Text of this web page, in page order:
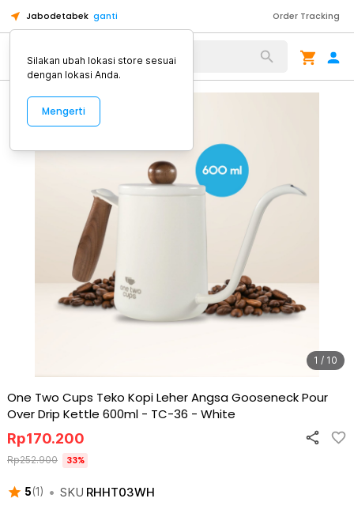
Jabodetabek ganti Order Tracking
Alat Kopi
1 / 10
One Two Cups Teko Kopi Leher Angsa Gooseneck Pour
Over Drip Kettle 600ml - TC-36 - White
5(1 ) • SKU RHHT03WH
Rp170.200
Rp252.900 33%
Silakan ubah lokasi store sesuai
dengan lokasi Anda.
Mengerti